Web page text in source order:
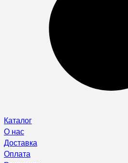
Каталог
О нас
Доставка
Оплата